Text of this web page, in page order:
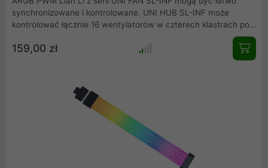
synchronizowane i kontrolowane. UNI HUB SL-INF może
kontrolować łącznie 16 wentylatorów w czterech klastrach po
wystarczające opcje rozbudowy.
159,00 zł